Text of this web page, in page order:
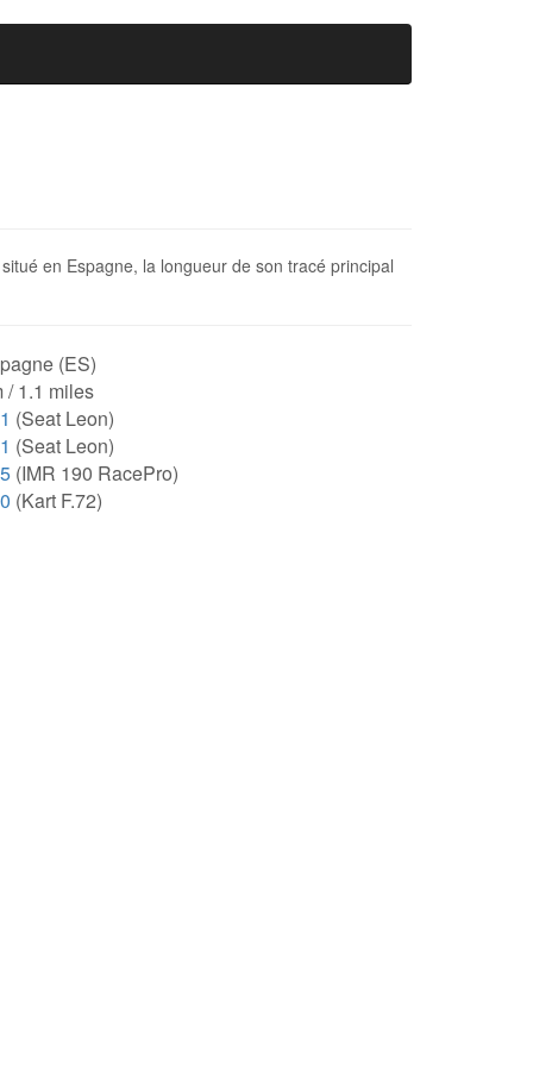
en Espagne, la longueur de son tracé principal
(ES)
/ 1.1 miles
(Seat Leon)
(Seat Leon)
(IMR 190 RacePro)
(Kart F.72)